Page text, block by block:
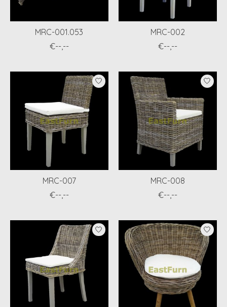
MRC-001.053
€--,--
MRC-002
€--,--
MRC-007
€--,--
MRC-008
€--,--